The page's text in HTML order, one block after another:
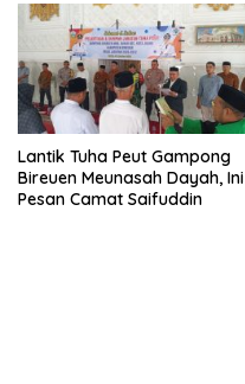
Lantik Tuha Peut Gampong
Bireuen Meunasah Dayah, Ini